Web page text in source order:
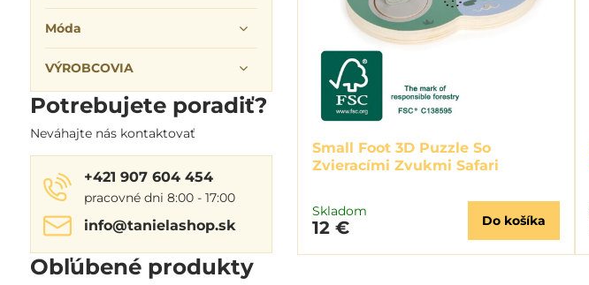
Small Foot 3D Puzzle So
Zvieracími Zvukmi Safari
Skladom
12 € Do košíka
Móda
VÝROBCOVIA
Potrebujete poradiť?
Neváhajte nás kontaktovať
+421 907 604 454
pracovné dni 8:00 - 17:00
info​@tanielashop​.sk
Obľúbené produkty